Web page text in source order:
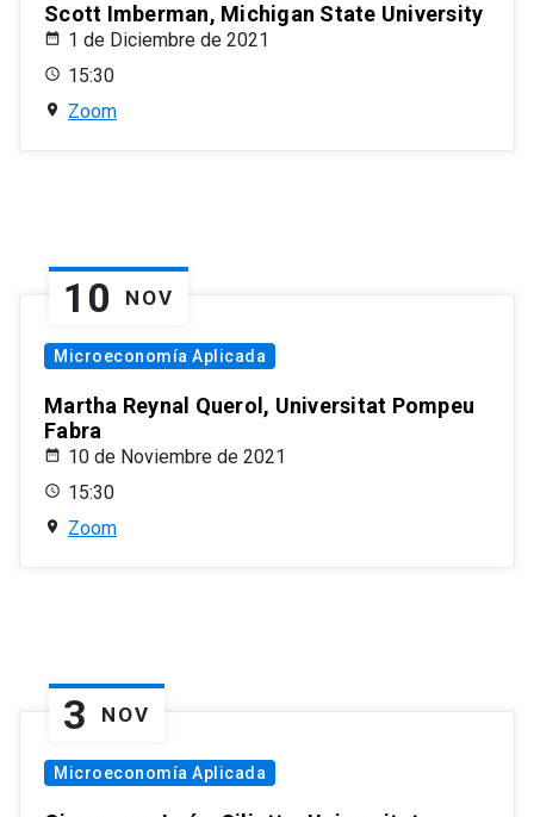
Scott Imberman, Michigan State University
1 de Diciembre de 2021
15:30
Zoom
10 NOV
Microeconomía Aplicada
Martha Reynal Querol, Universitat Pompeu
Fabra
10 de Noviembre de 2021
15:30
Zoom
3 NOV
Microeconomía Aplicada